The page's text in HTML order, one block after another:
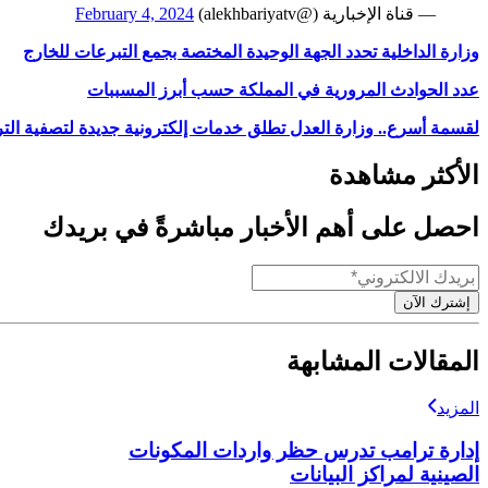
— قناة الإخبارية (@alekhbariyatv) February 4, 2024
وزارة الداخلية تحدد الجهة الوحيدة المختصة بجمع التبرعات للخارج
عدد الحوادث المرورية في المملكة حسب أبرز المسببات
لقسمة أسرع.. وزارة العدل تطلق خدمات إلكترونية جديدة لتصفية
الأكثر مشاهدة
احصل على أهم الأخبار مباشرةً في بريدك
إشترك الآن
المقالات المشابهة
المزيد
إدارة ترامب تدرس حظر واردات المكونات
الصينية لمراكز البيانات